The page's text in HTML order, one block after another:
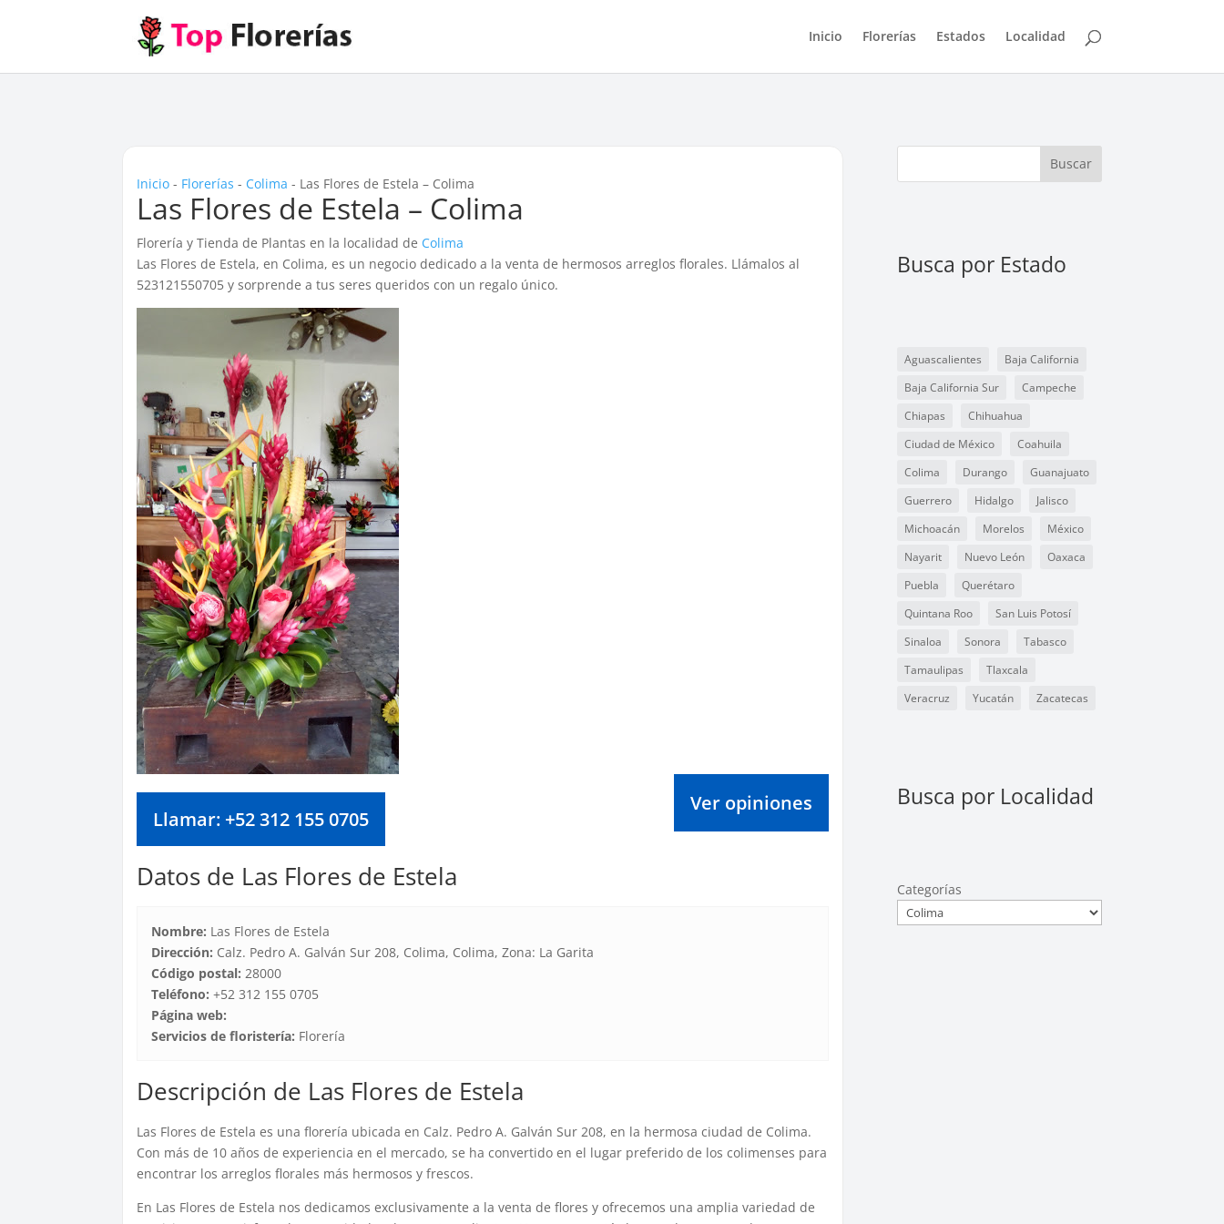
Inicio Florerías Estados Localidad
Inicio - Florerías - Colima - Las Flores de Estela – Colima
Las Flores de Estela – Colima
Florería y Tienda de Plantas en la localidad de Colima
Las Flores de Estela, en Colima, es un negocio dedicado a la venta de hermosos arreglos florales. Llámalos al
523121550705 y sorprende a tus seres queridos con un regalo único.
Llamar: +52 312 155 0705
Ver opiniones
Datos de Las Flores de Estela
Nombre: Las Flores de Estela
Dirección: Calz. Pedro A. Galván Sur 208, Colima, Colima, Zona: La Garita
Código postal: 28000
Teléfono: +52 312 155 0705
Página web:
Servicios de floristería: Florería
Descripción de Las Flores de Estela
Las Flores de Estela es una florería ubicada en Calz. Pedro A. Galván Sur 208, en la hermosa ciudad de Colima.
Con más de 10 años de experiencia en el mercado, se ha convertido en el lugar preferido de los colimenses para
encontrar los arreglos florales más hermosos y frescos.
En Las Flores de Estela nos dedicamos exclusivamente a la venta de flores y ofrecemos una amplia variedad de
Buscar
Busca por Estado
Aguascalientes
Baja California
Baja California Sur
Campeche
Chiapas
Chihuahua
Ciudad de México
Coahuila
Colima
Durango
Guanajuato
Guerrero
Hidalgo
Jalisco
Michoacán
Morelos
México
Nayarit
Nuevo León
Oaxaca
Puebla
Querétaro
Quintana Roo
San Luis Potosí
Sinaloa
Sonora
Tabasco
Tamaulipas
Tlaxcala
Veracruz
Yucatán Zacatecas
Busca por Localidad
Categorías